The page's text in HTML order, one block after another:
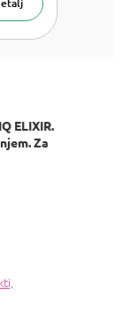
ELIXIR.
Za